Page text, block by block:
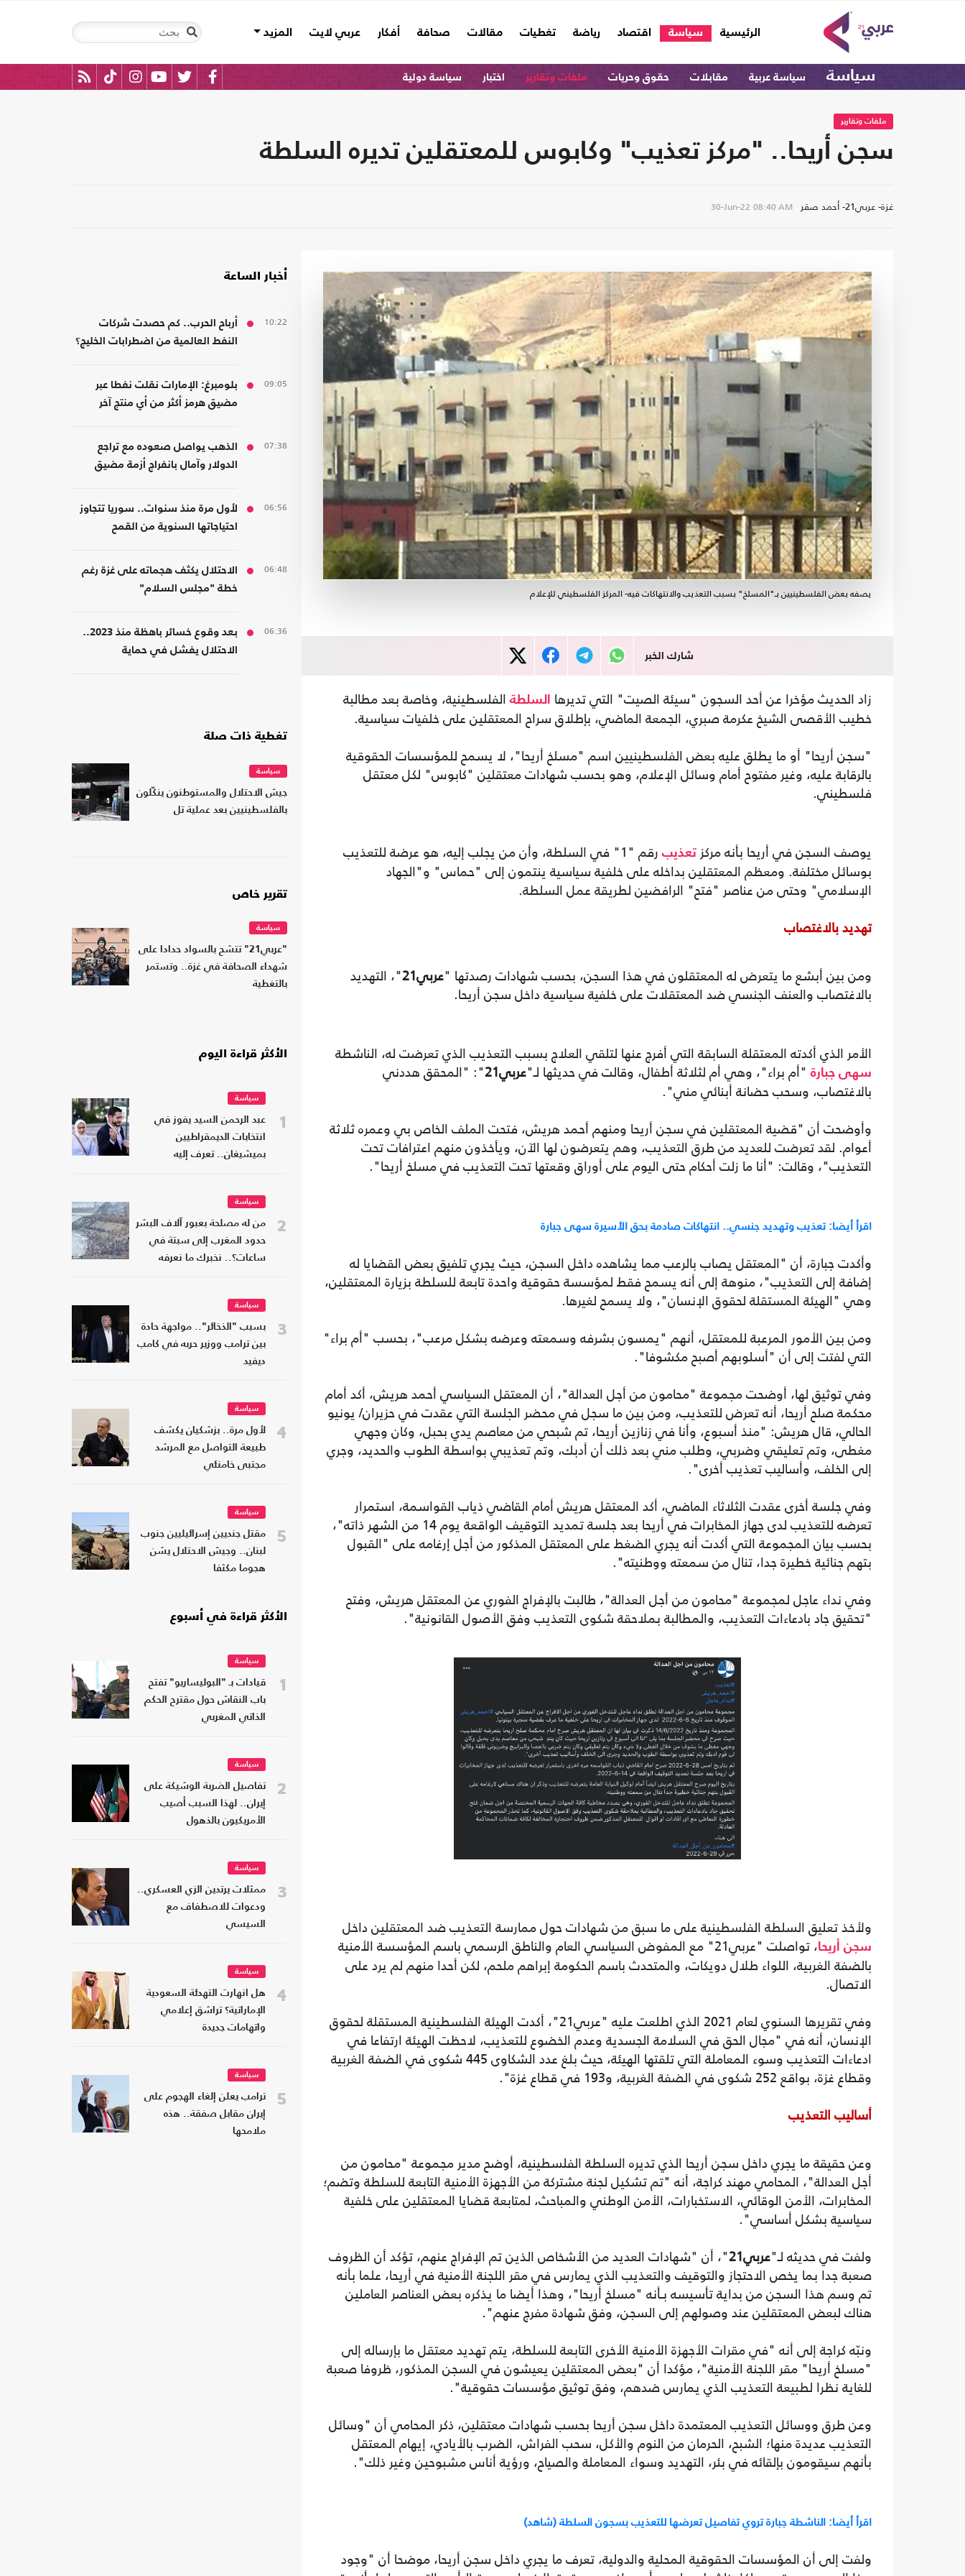
الرئيسية
(current) سياسة اقتصاد رياضة تغطيات مقالات صحافة أفكار عربي لايت المزيد
سياسة سياسة عربية مقابلات حقوق وحريات ملفات وتقارير اختبار سياسة دولية
ملفات وتقارير
سجن أريحا.. "مركز تعذيب" وكابوس للمعتقلين تديره السلطة
غزة- عربي21- أحمد صقر 30-Jun-22 08:40 AM
يصفه بعض الفلسطينيين بـ"المسلخ" بسبب التعذيب والانتهاكات فيه- المركز الفلسطيني للإعلام
شارك الخبر
زاد الحديث مؤخرا عن أحد السجون "سيئة الصيت" التي تديرها السلطة الفلسطينية، وخاصة بعد مطالبة
خطيب الأقصى الشيخ عكرمة صبري، الجمعة الماضي، بإطلاق سراح المعتقلين على خلفيات سياسية.
"سجن أريحا" أو ما يطلق عليه بعض الفلسطينيين اسم "مسلخ أريحا"، لا يسمح للمؤسسات الحقوقية
بالرقابة عليه، وغير مفتوح أمام وسائل الإعلام، وهو بحسب شهادات معتقلين "كابوس" لكل معتقل
فلسطيني.
يوصف السجن في أريحا بأنه مركز تعذيب
رقم "1" في السلطة، وأن من يجلب إليه، هو عرضة للتعذيب
بوسائل مختلفة. ومعظم المعتقلين بداخله على خلفية سياسية ينتمون إلى "حماس" و"الجهاد
الإسلامي" وحتى من عناصر "فتح" الرافضين لطريقة عمل السلطة.
تهديد بالاغتصاب
ومن بين أبشع ما يتعرض له المعتقلون في هذا السجن، بحسب شهادات رصدتها "عربي21
"، التهديد
بالاغتصاب والعنف الجنسي ضد المعتقلات على خلفية سياسية داخل سجن أريحا.
الأمر الذي أكدته المعتقلة السابقة التي أفرج عنها لتلقي العلاج بسبب التعذيب الذي تعرضت له، الناشطة
سهى جبارة "أم براء"، وهي أم لثلاثة أطفال، وقالت في حديثها لـ"عربي21
": "المحقق هددني
بالاغتصاب، وسحب حضانة أبنائي مني".
وأوضحت أن "قضية المعتقلين في سجن أريحا ومنهم أحمد هريش، فتحت الملف الخاص بي وعمره ثلاثة
أعوام. لقد تعرضت للعديد من طرق التعذيب، وهم يتعرضون لها الآن، ويأخذون منهم اعترافات تحت
التعذيب"، وقالت: "أنا ما زلت أحكام حتى اليوم على أوراق وقعتها تحت التعذيب في مسلخ أريحا".
اقرأ أيضا: تعذيب وتهديد جنسي.. انتهاكات صادمة بحق الأسيرة سهى جبارة
وأكدت جبارة، أن "المعتقل يصاب بالرعب مما يشاهده داخل السجن، حيث يجري تلفيق بعض القضايا له
إضافة إلى التعذيب"، منوهة إلى أنه يسمح فقط لمؤسسة حقوقية واحدة تابعة للسلطة بزيارة المعتقلين،
وهي "الهيئة المستقلة لحقوق الإنسان"، ولا يسمح لغيرها.
ومن بين الأمور المرعبة للمعتقل، أنهم "يمسون بشرفه وسمعته وعرضه بشكل مرعب"، بحسب "أم براء"
التي لفتت إلى أن "أسلوبهم أصبح مكشوفا".
وفي توثيق لها، أوضحت مجموعة "محامون من أجل العدالة"، أن المعتقل السياسي أحمد هريش، أكد أمام
محكمة صلح أريحا، أنه تعرض للتعذيب، ومن بين ما سجل في محضر الجلسة التي عقدت في حزيران/ يونيو
الحالي، قال هريش: "منذ أسبوع، وأنا في زنازين أريحا، تم شبحي من معاصم يدي بحبل، وكان وجهي
مغطى، وتم تعليقي وضربي، وطلب مني بعد ذلك أن أدبك، وتم تعذيبي بواسطة الطوب والحديد، وجري
إلى الخلف، وأساليب تعذيب أخرى".
وفي جلسة أخرى عقدت الثلاثاء الماضي، أكد المعتقل هريش أمام القاضي ذياب القواسمة، استمرار
تعرضه للتعذيب لدى جهاز المخابرات في أريحا بعد جلسة تمديد التوقيف الواقعة يوم 14 من الشهر ذاته"،
بحسب بيان المجموعة التي أكدت أنه يجري الضغط على المعتقل المذكور من أجل إرغامه على "القبول
بتهم جنائية خطيرة جدا، تنال من سمعته ووطنيته".
وفي نداء عاجل لمجموعة "محامون من أجل العدالة"، طالبت بالإفراج الفوري عن المعتقل هريش، وفتح
"تحقيق جاد بادعاءات التعذيب، والمطالبة بملاحقة شكوى التعذيب وفق الأصول القانونية".
ولأخذ تعليق السلطة الفلسطينية على ما سبق من شهادات حول ممارسة التعذيب ضد المعتقلين داخل
سجن أريحا
، تواصلت "عربي21" مع المفوض السياسي العام والناطق الرسمي باسم المؤسسة الأمنية
بالضفة الغربية، اللواء طلال دويكات، والمتحدث باسم الحكومة إبراهم ملحم، لكن أحدا منهم لم يرد على
الاتصال.
وفي تقريرها السنوي لعام 2021 الذي اطلعت عليه "عربي21"، أكدت الهيئة الفلسطينية المستقلة لحقوق
الإنسان، أنه في "مجال الحق في السلامة الجسدية وعدم الخضوع للتعذيب، لاحظت الهيئة ارتفاعا في
ادعاءات التعذيب وسوء المعاملة التي تلقتها الهيئة، حيث بلغ عدد الشكاوى 445 شكوى في الضفة الغربية
وقطاع غزة، بواقع 252 شكوى في الضفة الغربية، و193 في قطاع غزة".
أساليب التعذيب
وعن حقيقة ما يجري داخل سجن أريحا الذي تديره السلطة الفلسطينية، أوضح مدير مجموعة "محامون من
أجل العدالة"، المحامي مهند كراجة، أنه "تم تشكيل لجنة مشتركة من الأجهزة الأمنية التابعة للسلطة وتضم؛
المخابرات، الأمن الوقائي، الاستخبارات، الأمن الوطني والمباحث، لمتابعة قضايا المعتقلين على خلفية
سياسية بشكل أساسي".
ولفت في حديثه لـ"عربي21
"، أن "شهادات العديد من الأشخاص الذين تم الإفراج عنهم، تؤكد أن الظروف
صعبة جدا بما يخص الاحتجاز والتوقيف والتعذيب الذي يمارس في مقر اللجنة الأمنية في أريحا، علما بأنه
تم وسم هذا السجن من بداية تأسيسه بـأنه "مسلخ أريحا"، وهذا أيضا ما يذكره بعض العناصر العاملين
هناك لبعض المعتقلين عند وصولهم إلى السجن، وفق شهادة مفرج عنهم".
ونبّه كراجة إلى أنه "في مقرات الأجهزة الأمنية الأخرى التابعة للسلطة، يتم تهديد معتقل ما بإرساله إلى
"مسلخ أريحا" مقر اللجنة الأمنية"، مؤكدا أن "بعض المعتقلين يعيشون في السجن المذكور، ظروفا صعبة
للغاية نظرا لطبيعة التعذيب الذي يمارس ضدهم، وفق توثيق مؤسسات حقوقية".
وعن طرق ووسائل التعذيب المعتمدة داخل سجن أريحا بحسب شهادات معتقلين، ذكر المحامي أن "وسائل
التعذيب عديدة منها؛ الشبح، الحرمان من النوم والأكل، سحب الفراش، الضرب بالأيادي، إيهام المعتقل
بأنهم سيقومون بإلقائه في بئر، التهديد وسواء المعاملة والصياح، ورؤية أناس مشبوحين وغير ذلك".
اقرأ أيضا: الناشطة جبارة تروي تفاصيل تعرضها للتعذيب بسجون السلطة (شاهد)
ولفت إلى أن المؤسسات الحقوقية المحلية والدولية، تعرف ما يجري داخل سجن أريحا، موضحا أن "وجود
أخبار الساعة
10:22
أرباح الحرب.. كم حصدت شركات
النفط العالمية من اضطرابات الخليج؟
09:05
بلومبرغ: الإمارات نقلت نفطا عبر
مضيق هرمز أكثر من أي منتج آخر
07:38
الذهب يواصل صعوده مع تراجع
الدولار وآمال بانفراج أزمة مضيق
06:56
لأول مرة منذ سنوات.. سوريا تتجاوز
احتياجاتها السنوية من القمح
06:48
الاحتلال يكثف هجماته على غزة رغم
خطة "مجلس السلام"
06:36
بعد وقوع خسائر باهظة منذ 2023..
الاحتلال يفشل في حماية
تغطية ذات صلة
سياسة
جيش الاحتلال والمستوطنون ينكّلون
بالفلسطينيين بعد عملية تل
تقرير خاص
سياسة
"عربي21" تتشح بالسواد حدادا على
شهداء الصحافة في غزة.. وتستمر
بالتغطية
الأكثر قراءة اليوم
1
سياسة
عبد الرحمن السيد يفوز في
انتخابات الديمقراطيين
بميشيغان.. تعرف إليه
2
سياسة
من له مصلحة بعبور آلاف البشر
حدود المغرب إلى سبتة في
ساعات؟.. نخبرك ما نعرفه
3
سياسة
بسبب "الذخائر".. مواجهة حادة
بين ترامب ووزير حربه في كامب
ديفيد
4
سياسة
لأول مرة.. بزشكيان يكشف
طبيعة التواصل مع المرشد
مجتبى خامنئي
5
سياسة
مقتل جنديين إسرائيليين جنوب
لبنان.. وجيش الاحتلال يشن
هجوما مكثفا
الأكثر قراءة في أسبوع
1
سياسة
قيادات بـ "البوليساريو" تفتح
باب النقاش حول مقترح الحكم
الذاتي المغربي
2
سياسة
تفاصيل الضربة الوشيكة على
إيران.. لهذا السبب أصيب
الأمريكيون بالذهول
3
سياسة
ممثلات يرتدين الزي العسكري..
ودعوات للاصطفاف مع
السيسي
4
سياسة
هل انهارت التهدئة السعودية
الإماراتية؟ تراشق إعلامي
واتهامات جديدة
5
سياسة
ترامب يعلن إلغاء الهجوم على
إيران مقابل صفقة.. هذه
ملامحها